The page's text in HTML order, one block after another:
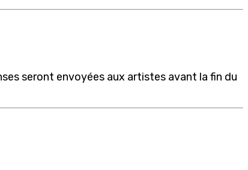
seront envoyées aux artistes avant la fin du